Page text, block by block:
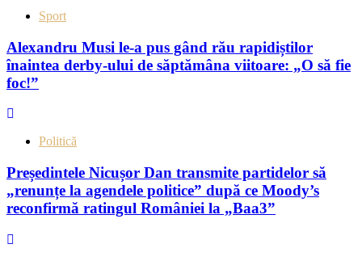
Sport
Alexandru Musi le-a pus gând rău rapidiștilor
înaintea derby-ului de săptămâna viitoare: „O să fie
foc!”
Politică
Președintele Nicușor Dan transmite partidelor să
„renunțe la agendele politice” după ce Moody’s
reconfirmă ratingul României la „Baa3”